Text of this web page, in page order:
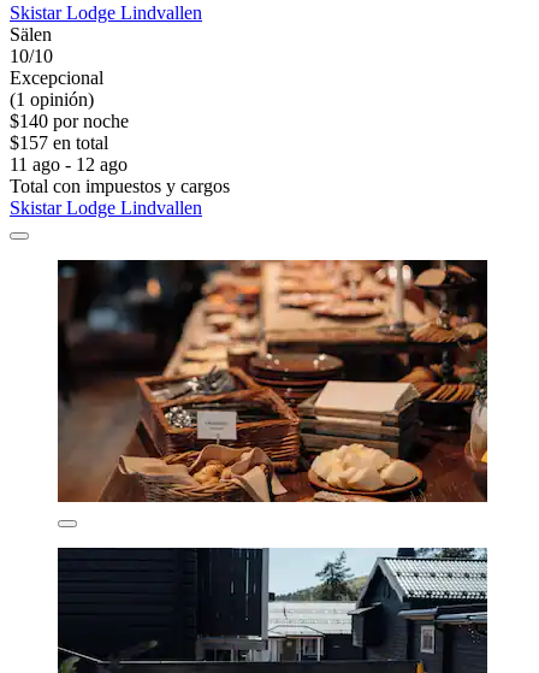
Skistar Lodge Lindvallen
Sälen
10/10
Excepcional
(1 opinión)
$140 por noche
$157 en total
11 ago - 12 ago
Total con impuestos y cargos
Skistar Lodge Lindvallen